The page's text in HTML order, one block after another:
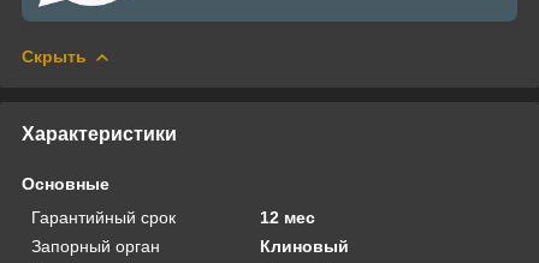
Скрыть
Характеристики
Основные
Гарантийный срок
12 мес
Запорный орган
Клиновый